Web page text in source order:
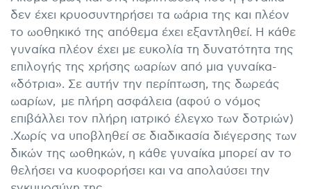
δεν έχει κρυοσυντηρήσει τα ωάρια της και πλέον
το ωοθηκικό της απόθεμα έχει εξαντληθεί. Η κάθε
γυναίκα πλέον έχει με ευκολία τη δυνατότητα της
επιλογής της χρήσης ωαρίων από μια γυναίκα-
«δότρια». Σε αυτήν την περίπτωση, της δωρεάς
ωαρίων, με πλήρη ασφάλεια (αφού ο νόμος
επιβάλλει τον πλήρη ιατρικό έλεγχο των δοτριών)
.Χωρίς να υποβληθεί σε διαδικασία διέγερσης των
δικών της ωοθηκών, η κάθε γυναίκα μπορεί αν το
θελήσει να κυοφορήσει και να απολαύσει την